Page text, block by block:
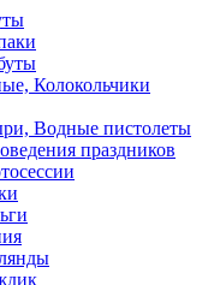
Колокольчики
Водные пистолеты
праздников